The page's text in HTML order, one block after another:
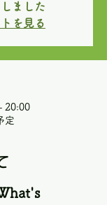
ました
を見る
20:00
定